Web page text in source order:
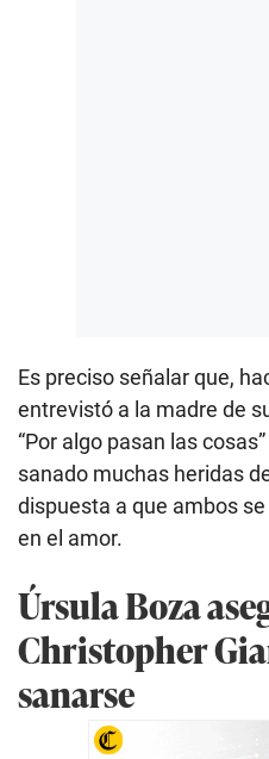
Es preciso señalar que,
entrevistó a la madre de
“Por algo pasan las
sanado muchas heridas
dispuesta a que ambos
en el amor.
Úrsula Boza
Christopher
sanarse